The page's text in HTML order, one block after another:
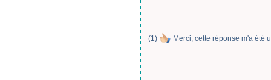
(1) Merci, cette réponse m'a été